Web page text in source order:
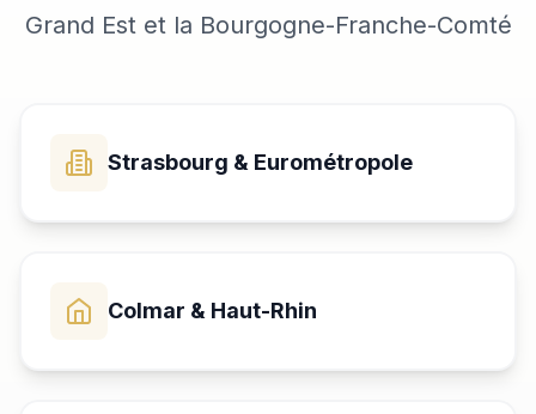
Grand Est et la Bourgogne-Franche-Comté
Strasbourg & Eurométropole
Colmar & Haut-Rhin